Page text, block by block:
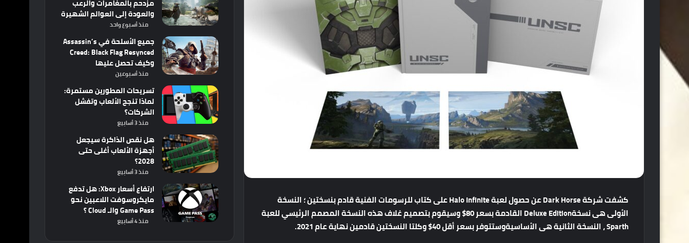
كشفتشركة عنحصوللعبة علىكتابللرسوماتالفنيةقادمبنسختين؛النسخة
الأولىهىنسخةDeluxe Editionالقادمةبسعر وسيقومبتصميمغلافهذهالنسخةالمصممالرئيسيللعبة
Sparth،النسخةالثانيةهىالأساسيةوستتوفربسعرأقل وكلتاالنسختينقادميننهايةعام
مزدحم بالمغامرات والرعب
والعودة إلى العوالم الشهيرة
منذ أسبوع واحد
جميع الأسلحة في Assassin’s
Creed: Black Flag Resynced
وكيف تحصل عليها
منذ أسبوعين
تسريحات المطورين مستمرة:
لماذا تنجح الألعاب وتفشل
الشركات؟
منذ 3 أسابيع
هل نقص الذاكرة سيجعل
أجهزة الألعاب أغلى حتى
2028؟
منذ 3 أسابيع
ارتفاع أسعار Xbox: هل تدفع
مايكروسوفت اللاعبين نحو
Game Pass والـ Cloud ؟
منذ 4 أسابيع